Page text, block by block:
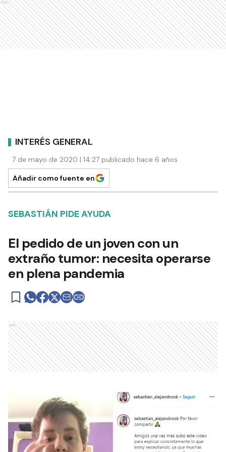
Ads
INTERÉS GENERAL
7 de mayo de 2020 | 14:27 publicado hace 6 años
Añadir como fuente en
SEBASTIÁN PIDE AYUDA
El pedido de un joven con un
extraño tumor: necesita operarse
en plena pandemia
Ads